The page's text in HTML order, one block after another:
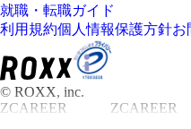
就職・転職ガイド
利用規約個人情報保護方針お
© ROXX, inc.
ZCAREER
ZCAREER